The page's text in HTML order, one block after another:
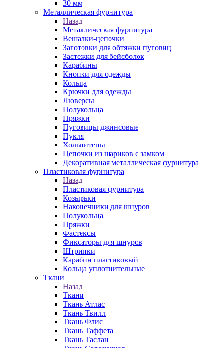
30 мм
Металлическая фурнитура
Назад
Металлическая фурнитура
Вешалки-цепочки
Заготовки для обтяжки пуговиц
Застежки для бейсболок
Карабины
Кнопки для одежды
Кольца
Крючки для одежды
Люверсы
Полукольца
Пряжки
Пуговицы джинсовые
Пукля
Хольнитены
Цепочки из шариков с замком
Декоративная металлическая фурнитура
Пластиковая фурнитура
Назад
Пластиковая фурнитура
Козырьки
Наконечники для шнуров
Полукольца
Пряжки
Фастексы
Фиксаторы для шнуров
Штрипки
Карабин пластиковый
Кольца уплотнительные
Ткани
Назад
Ткани
Ткань Атлас
Ткань Твилл
Ткань Флис
Ткань Таффета
Ткань Таслан